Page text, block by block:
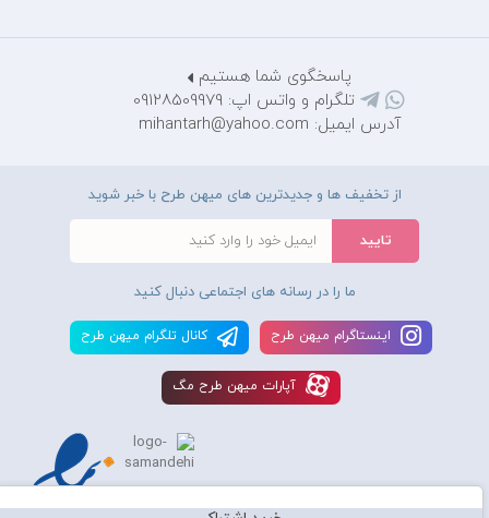
پاسخگوی شما هستیم
تلگرام و واتس اپ: 09128509979
آدرس ایمیل: mihantarh@yahoo.com
از تخفیف ها و جدیدترین های میهن طرح با خبر شوید
ما را در رسانه های اجتماعی دنبال کنید
اينستاگرام ميهن طرح کانال تلگرام ميهن طرح
آپارات ميهن طرح مگ